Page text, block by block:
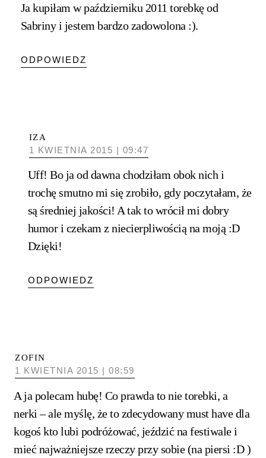
Ja kupiłam w październiku 2011 torebkę od
Sabriny i jestem bardzo zadowolona :).
ODPOWIEDZ
IZA
1 KWIETNIA 2015 | 09:47
Uff! Bo ja od dawna chodziłam obok nich i
trochę smutno mi się zrobiło, gdy poczytałam, że
są średniej jakości! A tak to wrócił mi dobry
humor i czekam z niecierpliwością na moją :D
Dzięki!
ODPOWIEDZ
ZOFIN
1 KWIETNIA 2015 | 08:59
A ja polecam hubę! Co prawda to nie torebki, a
nerki – ale myślę, że to zdecydowany must have dla
kogoś kto lubi podróżować, jeździć na festiwale i
mieć najważniejsze rzeczy przy sobie (na piersi :D )